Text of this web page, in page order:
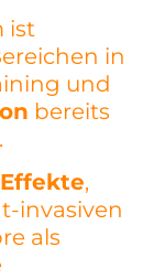
ist
in
und
bereits
,
invasiven
als